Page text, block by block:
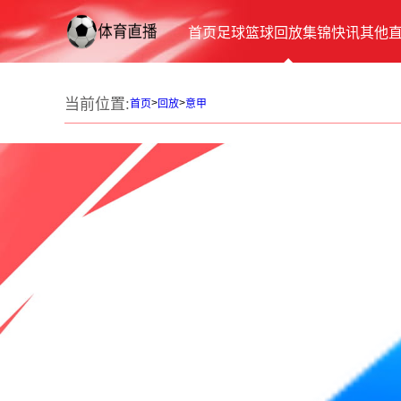
首页足球篮球回放集锦快讯其他
当前位置:首页>回放>意甲